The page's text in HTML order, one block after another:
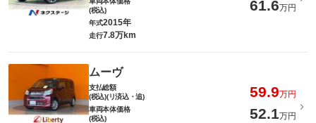
(税込)
61.6万円
年式2015年
走行7.8万km
ムーヴ
支払総額
(税込)(リ済込・追)
59.9万円
車両本体価格
(税込)
52.1万円